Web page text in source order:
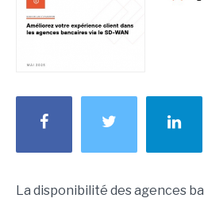
La disponibilité des agences